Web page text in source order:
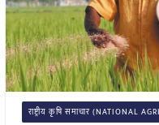
राष्ट्रीय कृषि समाचार (NATIONAL